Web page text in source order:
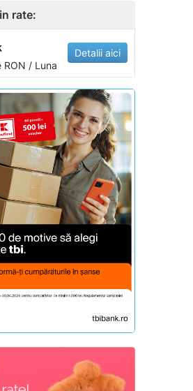
rate:
RON / Luna
Detalii aici